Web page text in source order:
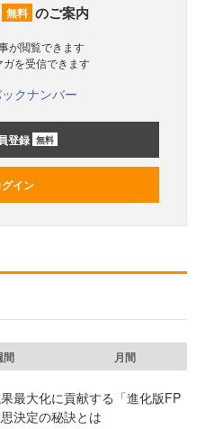
無料 のご案内
が閲覧できます
ガを受信できます
クナンバー
登録 無料
グイン
間 月間
最大化に貢献する「進化版FP
決定の秘訣とは